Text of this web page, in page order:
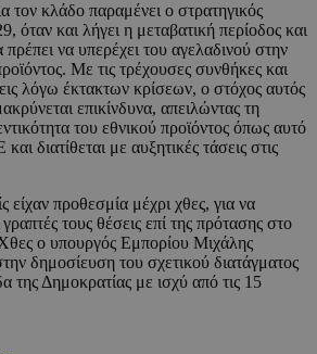
τον κλάδο παραμένει ο στρατηγικός
όταν και λήγει η μεταβατική περίοδος και
να υπερέχει του αγελαδινού στην
Με τις τρέχουσες συνθήκες και
λόγω έκτακτων κρίσεων, ο στόχος αυτός
επικίνδυνα, απειλώντας τη
του εθνικού προϊόντος όπως αυτό
διατίθεται με αυξητικές τάσεις στις
είχαν προθεσμία μέχρι χθες, για να
τους θέσεις επί της πρότασης στο
ο υπουργός Εμπορίου Μιχάλης
δημοσίευση του σχετικού διατάγματος
της Δημοκρατίας με ισχύ από τις 15